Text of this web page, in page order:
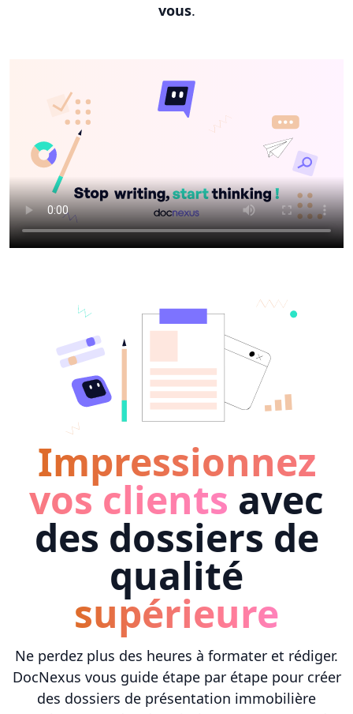
vous.
Impressionnez
vos clients avec
des dossiers de
qualité
supérieure
Ne perdez plus des heures à formater et rédiger.
DocNexus vous guide étape par étape pour créer
des dossiers de présentation immobilière